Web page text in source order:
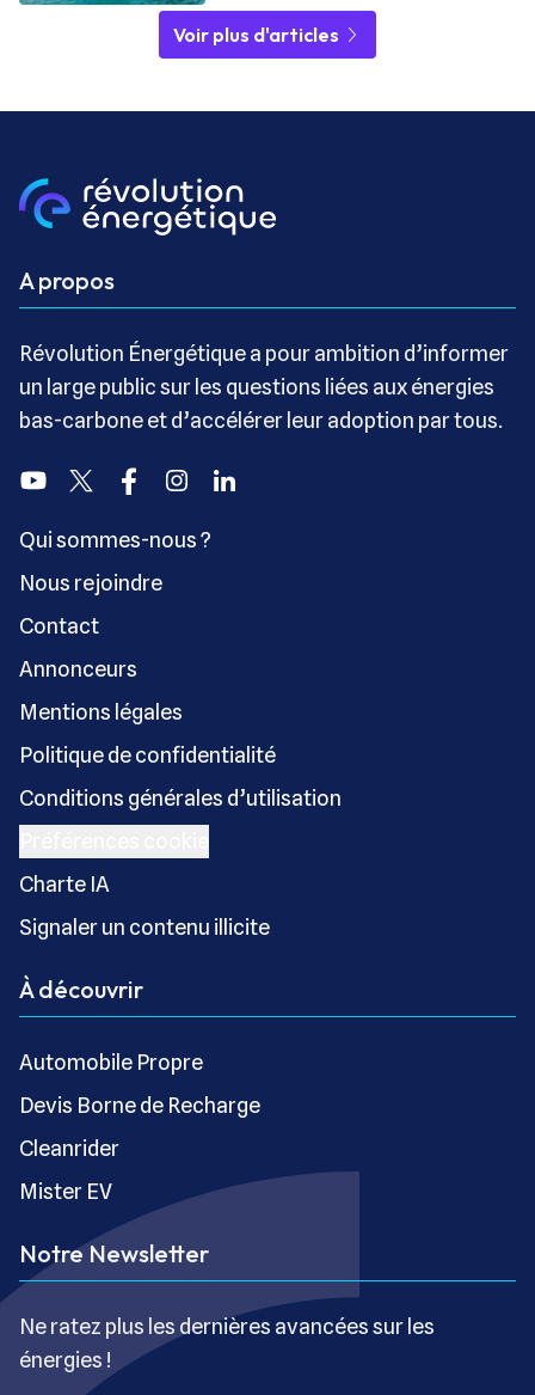
Voir plus d'articles
A propos
Révolution Énergétique a pour ambition d’informer
un large public sur les questions liées aux énergies
bas-carbone et d’accélérer leur adoption par tous.
YoutubeTwitter FacebookInstagramLinkedin
Qui sommes-nous ?
Nous rejoindre
Contact
Annonceurs
Mentions légales
Politique de confidentialité
Conditions générales d’utilisation
Charte IA
Signaler un contenu illicite
À découvrir
Automobile Propre
Devis Borne de Recharge
Cleanrider
Mister EV
Notre Newsletter
Ne ratez plus les dernières avancées sur les
énergies !